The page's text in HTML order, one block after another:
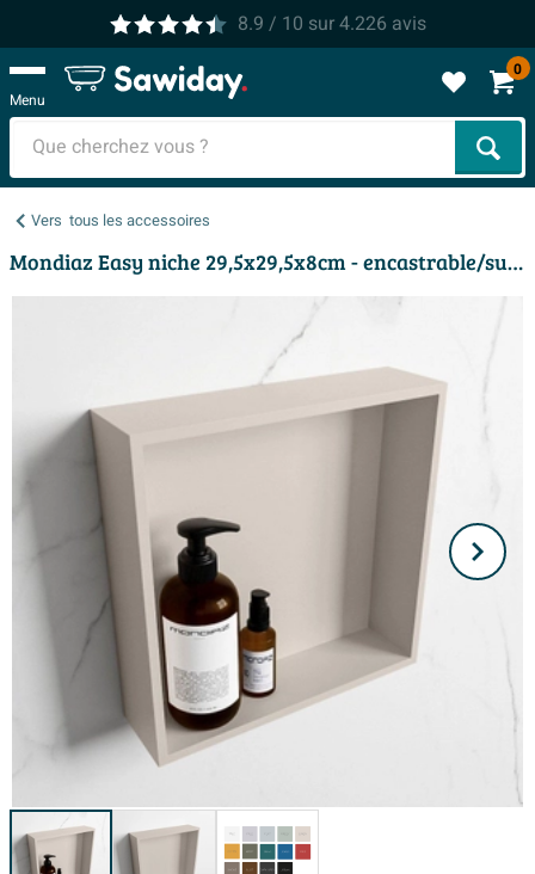
8.9 / 10 sur4.226 avis
Menu
0
Vers tous les accessoires
Mondiaz Easy niche 29,5x29,5x8cm - encastrable/surélevé - 1 compartiment ouvert - Solid Surface - Lin